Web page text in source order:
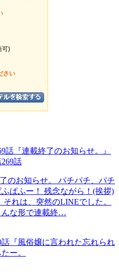
話『連載終了のお知らせ。』
のお知らせ。 パチパチ、パチ
ぱふー！ 残念ながら！(挨拶)
れは、突然のLINEでした。
んな形で連載終…
話『風俗嬢に言われた忘れられ
ー。